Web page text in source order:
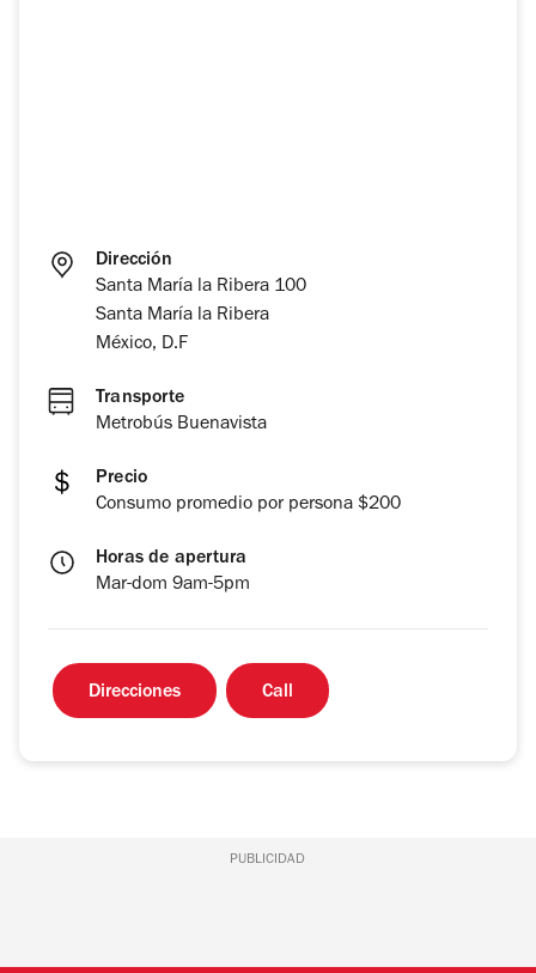
Dirección
Santa María la Ribera 100
Santa María la Ribera
México, D.F
Transporte
Metrobús Buenavista
Precio
Consumo promedio por persona $200
Horas de apertura
Mar-dom 9am-5pm
Direcciones Call
PUBLICIDAD